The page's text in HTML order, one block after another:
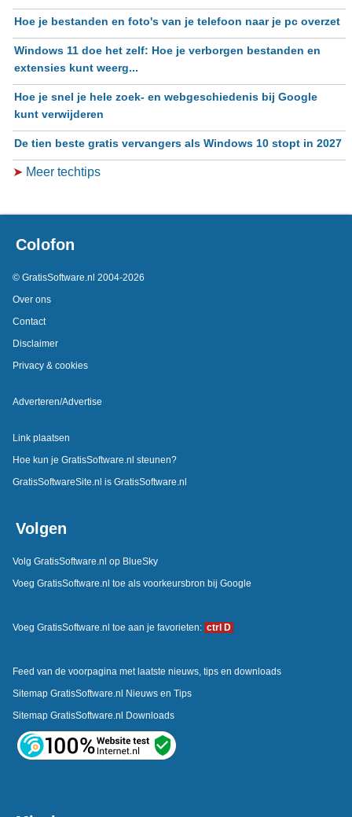
Hoe je bestanden en foto's van je telefoon naar je pc overzet
Windows 11 doe het zelf: Hoe je verborgen bestanden en
extensies kunt weerg...
Hoe je snel je hele zoek- en webgeschiedenis bij Google
kunt verwijderen
De tien beste gratis vervangers als Windows 10 stopt in 2027
➤ Meer techtips
Colofon
© GratisSoftware.nl 2004-2026
Over ons
Contact
Disclaimer
Privacy & cookies
Adverteren/Advertise
Link plaatsen
Hoe kun je GratisSoftware.nl steunen?
GratisSoftwareSite.nl is GratisSoftware.nl
Volgen
Volg GratisSoftware.nl op BlueSky
Voeg GratisSoftware.nl toe als voorkeursbron bij Google
Voeg GratisSoftware.nl toe aan je favorieten: ctrl D
Feed van de voorpagina met laatste nieuws, tips en downloads
Sitemap GratisSoftware.nl Nieuws en Tips
Sitemap GratisSoftware.nl Downloads